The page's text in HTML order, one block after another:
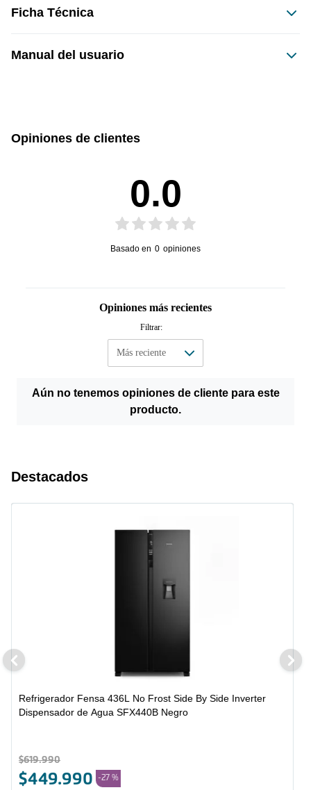
Ficha Técnica
Manual del usuario
Opiniones de clientes
0.0
Basado en 0 opiniones
Opiniones más recientes
Filtrar:
Aún no tenemos opiniones de cliente para este
producto.
Destacados
Refrigerador Fensa 436L No Frost Side By Side Inverter
Dispensador de Agua SFX440B Negro
$619.990
$449.990 -27 %